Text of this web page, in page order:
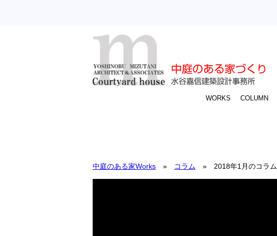
WORKS COLUMN
中庭のある家Works » コラム » 2018年1月のコラム